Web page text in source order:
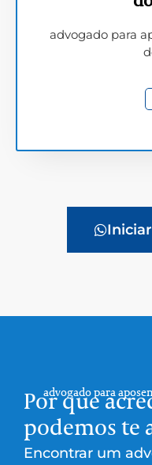
advogado para
advogado para
Por que
podemos te
Encontrar um